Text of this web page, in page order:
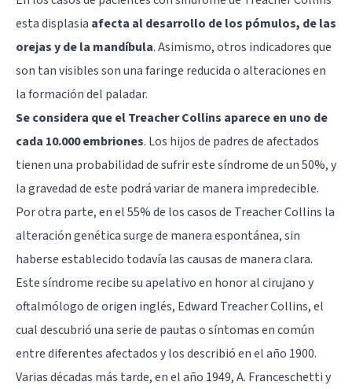
esta displasia afecta al desarrollo de los pómulos, de las
orejas y de la mandíbula. Asimismo, otros indicadores que
son tan visibles son una faringe reducida o alteraciones en
la formación del paladar.
Se considera que el Treacher Collins aparece en uno de
cada 10.000 embriones. Los hijos de padres de afectados
tienen una probabilidad de sufrir este síndrome de un 50%, y
la gravedad de este podrá variar de manera impredecible.
Por otra parte, en el 55% de los casos de Treacher Collins la
alteración genética surge de manera espontánea, sin
haberse establecido todavía las causas de manera clara.
Este síndrome recibe su apelativo en honor al cirujano y
oftalmólogo de origen inglés, Edward Treacher Collins, el
cual descubrió una serie de pautas o síntomas en común
entre diferentes afectados y los describió en el año 1900.
Varias décadas más tarde, en el año 1949, A. Franceschetti y